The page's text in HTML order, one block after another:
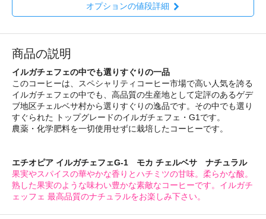
オプションの値段詳細
商品の説明
イルガチェフェの中でも選りすぐりの一品
このコーヒーは、スペシャリティコーヒー市場で高い人気を誇る
イルガチェフェの中でも、高品質の生産地として定評のあるゲデ
ブ地区チェルベサ村から選りすぐりの逸品です。その中でも選り
すぐられた トップグレードのイルガチェフェ・G1です。
農薬・化学肥料を一切使用せずに栽培したコーヒーです。
エチオピア イルガチェフェG-1 モカ チェルベサ ナチュラル
果実やスパイスの華やかな香りとハチミツの甘味。柔らかな酸。
熟した果実のような味わい豊かな素敵なコーヒーです。イルガチ
ェッフェ 最高品質のナチュラルをお楽しみ下さい。